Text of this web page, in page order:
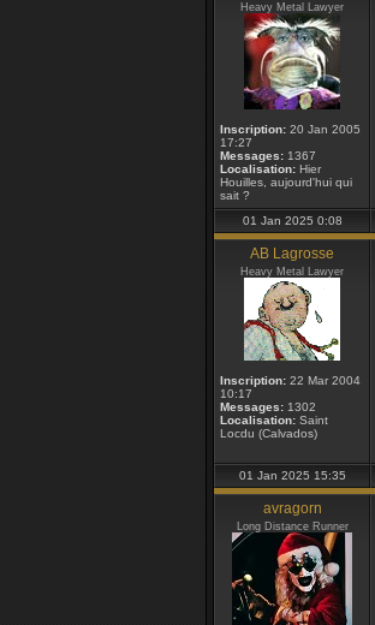
Heavy Metal Lawyer
Inscription: 20 Jan 2005
17:27
Messages: 1367
Localisation: Hier
Houilles, aujourd'hui qui
sait ?
01 Jan 2025 0:08
AB Lagrosse
Heavy Metal Lawyer
Inscription: 22 Mar 2004
10:17
Messages: 1302
Localisation: Saint
Locdu (Calvados)
01 Jan 2025 15:35
avragorn
Long Distance Runner